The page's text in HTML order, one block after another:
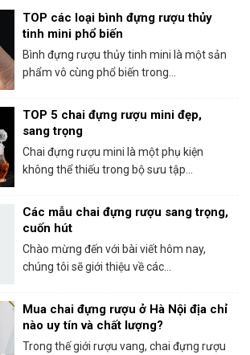
TOP các loại bình đựng rượu thủy
tinh mini phổ biến
Bình đựng rượu thủy tinh mini là một sản
phẩm vô cùng phổ biến trong...
TOP 5 chai đựng rượu mini đẹp,
sang trọng
Chai đựng rượu mini là một phụ kiện
không thể thiếu trong bộ sưu tập...
Các mẫu chai đựng rượu sang trọng,
cuốn hút
Chào mừng đến với bài viết hôm nay,
chúng tôi sẽ giới thiệu về các...
Mua chai đựng rượu ở Hà Nội địa chỉ
nào uy tín và chất lượng?
Trong thế giới rượu vang, chai đựng rượu